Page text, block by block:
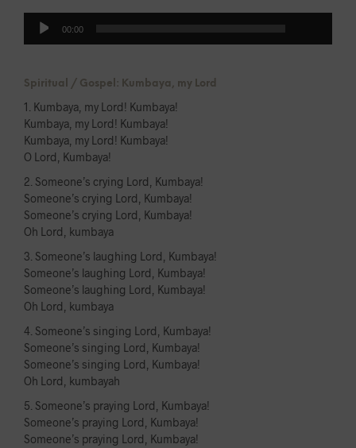
Audio-
00:00
Spiritual / Gospel: Kumbaya, my Lord
1. Kumbaya, my Lord! Kumbaya!
Kumbaya, my Lord! Kumbaya!
Kumbaya, my Lord! Kumbaya!
O Lord, Kumbaya!
2. Someone’s crying Lord, Kumbaya!
Someone’s crying Lord, Kumbaya!
Someone’s crying Lord, Kumbaya!
Oh Lord, kumbaya
3. Someone’s laughing Lord, Kumbaya!
Someone’s laughing Lord, Kumbaya!
Someone’s laughing Lord, Kumbaya!
Oh Lord, kumbaya
4. Someone’s singing Lord, Kumbaya!
Someone’s singing Lord, Kumbaya!
Someone’s singing Lord, Kumbaya!
Oh Lord, kumbayah
5. Someone’s praying Lord, Kumbaya!
Someone’s praying Lord, Kumbaya!
Someone’s praying Lord, Kumbaya!